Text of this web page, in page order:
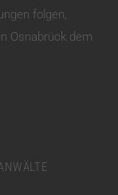
folgen,
Osnabrück dem